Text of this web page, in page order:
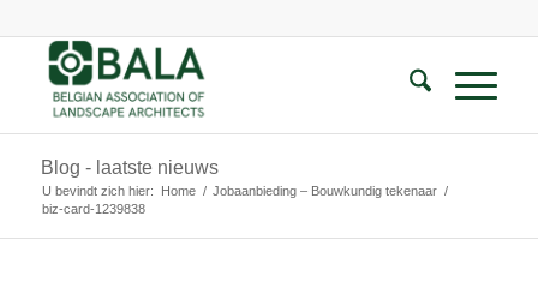
Blog - laatste nieuws
U bevindt zich hier: Home / Jobaanbieding – Bouwkundig tekenaar /
biz-card-1239838